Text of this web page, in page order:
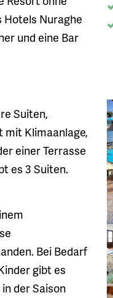
Hotels Nuraghe
und eine Bar
Suiten,
mit Klimaanlage,
einer Terrasse
es 3 Suiten.
Bei Bedarf
gibt es
der Saison